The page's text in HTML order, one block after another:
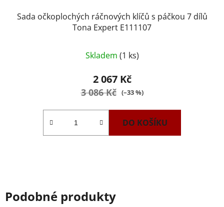
Sada očkoplochých ráčnových klíčů s páčkou 7 dílů
Tona Expert E111107
Skladem (1 ks)
2 067 Kč
3 086 Kč (–33 %)
DO KOŠÍKU
Podobné produkty